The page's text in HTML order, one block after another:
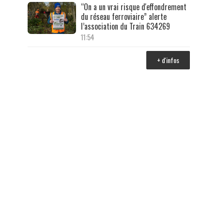
“On a un vrai risque d'effondrement
du réseau ferroviaire” alerte
l’association du Train 634269
11:54
+ d'infos